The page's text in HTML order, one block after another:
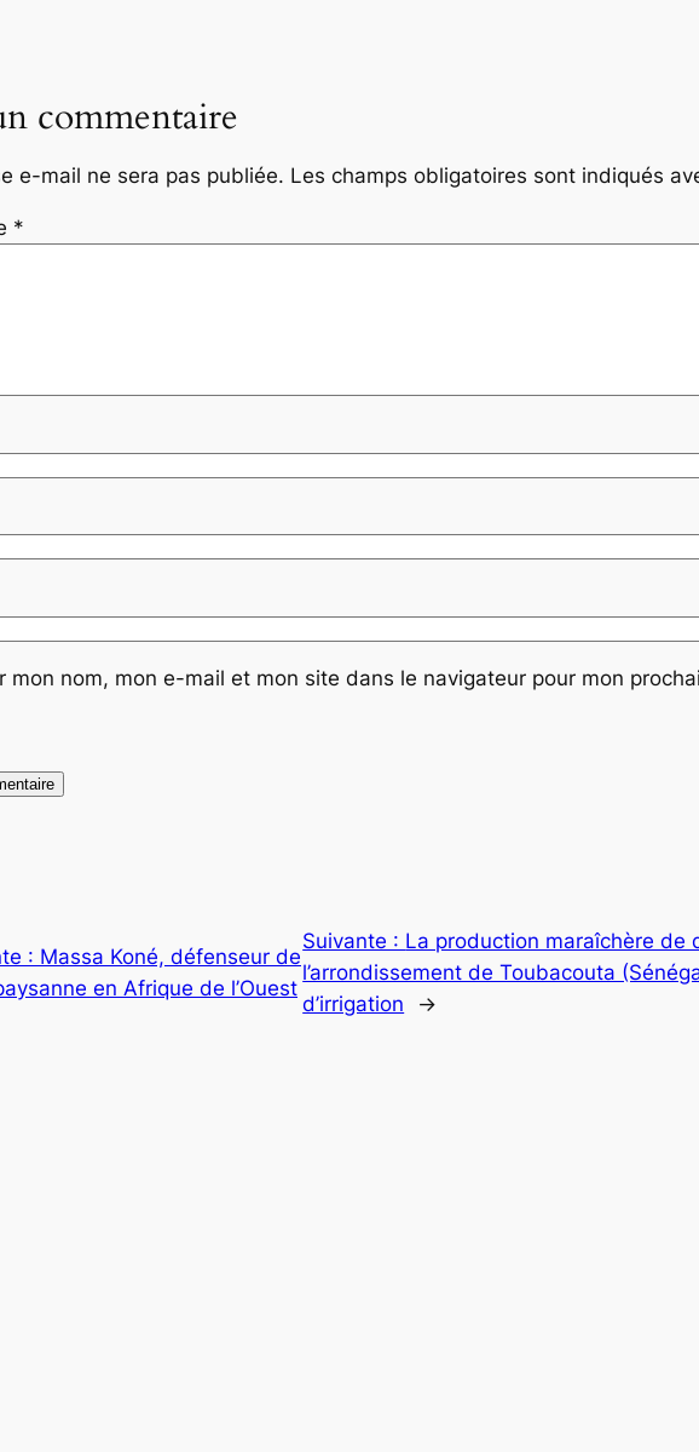
commentaire
e-mail ne sera pas publiée. Les champs obligatoires sont indiqués
*
mon nom, mon e-mail et mon site dans le navigateur pour mon
: Massa Koné, défenseur de
en Afrique de l’Ouest
Suivante : La production maraîchère de
l’arrondissement de Toubacouta
d’irrigation
→